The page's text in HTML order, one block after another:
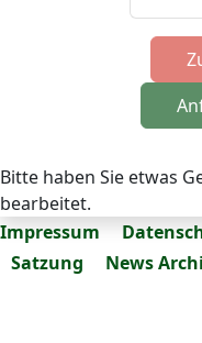
Bitte haben Sie etwas
bearbeitet.
Impressum
Satzung
News